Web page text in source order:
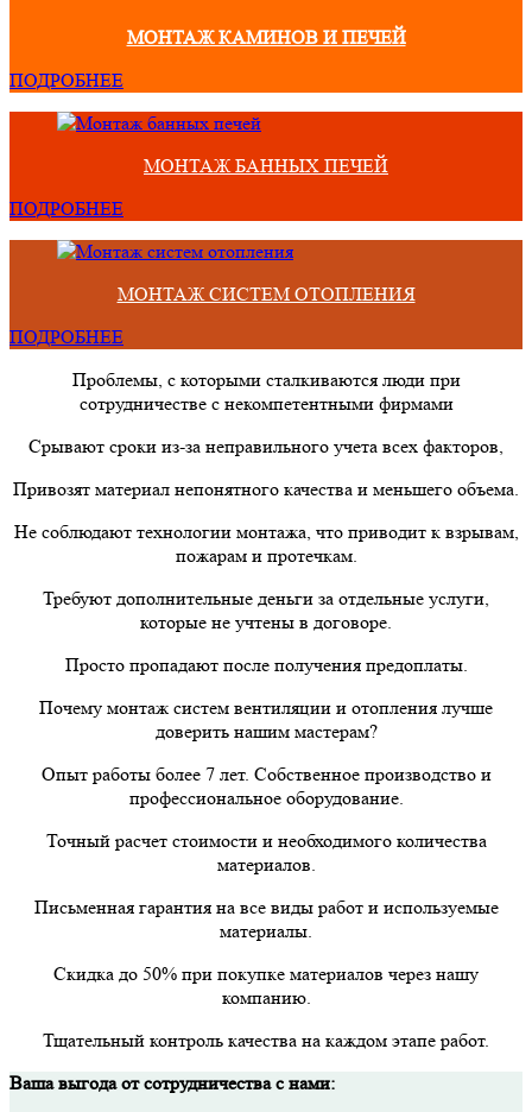
МОНТАЖ КАМИНОВ И ПЕЧЕЙ
ПОДРОБНЕЕ
МОНТАЖ БАННЫХ ПЕЧЕЙ
ПОДРОБНЕЕ
МОНТАЖ СИСТЕМ ОТОПЛЕНИЯ
ПОДРОБНЕЕ
Проблемы, с которыми сталкиваются люди при
сотрудничестве с некомпетентными фирмами
Срывают сроки из-за неправильного учета всех факторов,
Привозят материал непонятного качества и меньшего объема.
Не соблюдают технологии монтажа, что приводит к взрывам,
пожарам и протечкам.
Требуют дополнительные деньги за отдельные услуги,
которые не учтены в договоре.
Просто пропадают после получения предоплаты.
Почему монтаж систем вентиляции и отопления лучше
доверить нашим мастерам?
Опыт работы более 7 лет. Собственное производство и
профессиональное оборудование.
Точный расчет стоимости и необходимого количества
материалов.
Письменная гарантия на все виды работ и используемые
материалы.
Скидка до 50% при покупке материалов через нашу
компанию.
Тщательный контроль качества на каждом этапе работ.
Ваша выгода от сотрудничества с нами: